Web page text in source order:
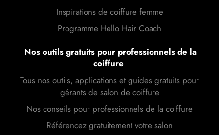
Inspirations de coiffure femme
Programme Hello Hair Coach
Nos outils gratuits pour professionnels de la
coiffure
Tous nos outils, applications et guides gratuits pour
gérants de salon de coiffure
Nos conseils pour professionnels de la coiffure
Référencez gratuitement votre salon